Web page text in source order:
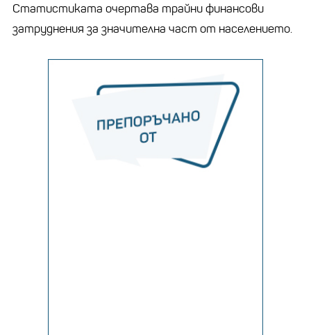
Статистиката очертава трайни финансови
затруднения за значителна част от населението.